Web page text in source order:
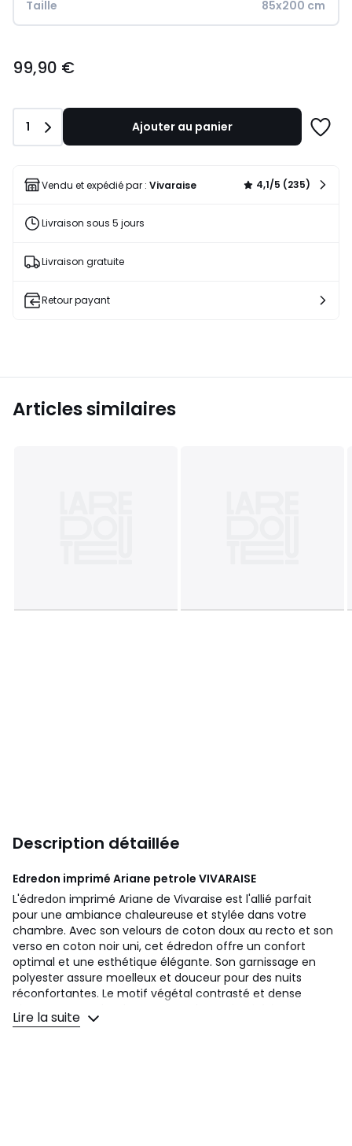
Taille 85x200 cm
€.
99,90 €
Quantité
1 Ajouter au panier
liste
Vendu et expédié par : Vivaraise 4,1/5 (235)
Livraison sous 5 jours
Livraison gratuite
Retour payant
Articles similaires
Description détaillée
Edredon imprimé Ariane petrole VIVARAISE
L'édredon imprimé Ariane de Vivaraise est l'allié parfait
pour une ambiance chaleureuse et stylée dans votre
chambre. Avec son velours de coton doux au recto et son
verso en coton noir uni, cet édredon offre un confort
optimal et une esthétique élégante. Son garnissage en
polyester assure moelleux et douceur pour des nuits
réconfortantes. Le motif végétal contrasté et dense
ajoute une touche de nature et de modernité à votre
décor. Assorti au plaid imprimé Ariane, cet édredon
Lire la suite